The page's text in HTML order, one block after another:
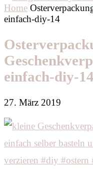
Home
einfach-diy-14
einfach-diy-14
27. März 2019